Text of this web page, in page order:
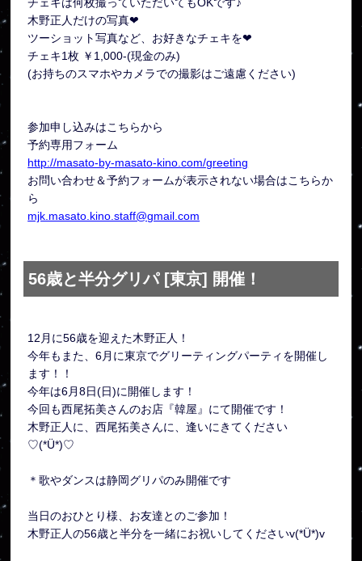
木野正人だけの写真❤
ツーショット写真など、お好きなチェキを❤︎
チェキ1枚 ￥1,000-(現金のみ)
(お持ちのスマホやカメラでの撮影はご遠慮ください)
参加申し込みはこちらから
予約専用フォーム
http://masato-by-masato-kino.com/greeting
お問い合わせ＆予約フォームが表示されない場合はこちらか
ら
mjk.masato.kino.staff@gmail.com
56歳と半分グリパ [東京] 開催！
12月に56歳を迎えた木野正人！
今年もまた、6月に東京でグリーティングパーティを開催し
ます！！
今年は6月8日(日)に開催します！
今回も西尾拓美さんのお店『韓屋』にて開催です！
木野正人に、西尾拓美さんに、逢いにきてください
♡(*Ü*)♡
＊歌やダンスは静岡グリパのみ開催です
当日のおひとり様、お友達とのご参加！
木野正人の56歳と半分を一緒にお祝いしてくださいv(*Ü*)v